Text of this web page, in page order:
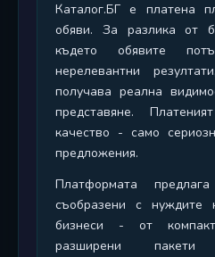
Каталог.БГ е платена
обяви. За разлика от
където обявите
нерелевантни
получава реална
представяне.
качество - само
предложения.
Платформата
съобразени с нуждите
бизнеси - от
разширени